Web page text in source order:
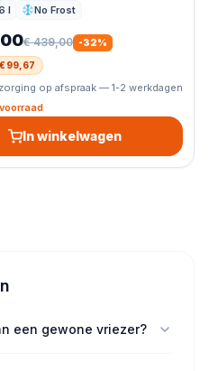
l No Frost
Ontdooien
€ 439,00 -32%
99,67
op afspraak — 1-2 werkdagen
In winkelwagen
een gewone vriezer?